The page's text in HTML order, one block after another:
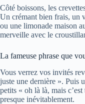
Côté boissons, les
Un crémant bien frais, un
ou une limonade maison
merveille avec le
La fameuse phrase que
Vous verrez vos invités
juste une dernière ». Puis
petits « oh là là, mais
presque inévitablement.